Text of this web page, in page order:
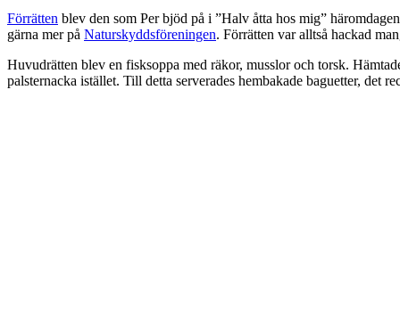
Förrätten blev den som Per bjöd på i ”Halv åtta hos mig”
gärna mer på Naturskyddsföreningen. Förrätten var alltså hackad
Huvudrätten blev en fisksoppa med räkor, musslor och torsk.
palsternacka istället. Till detta serverades hembakade baguetter,